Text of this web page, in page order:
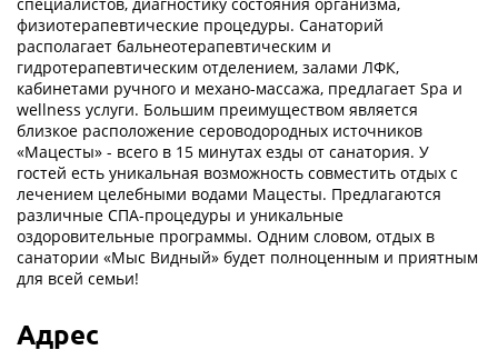
специалистов, диагностику состояния организма,
физиотерапевтические процедуры. Санаторий
располагает бальнеотерапевтическим и
гидротерапевтическим отделением, залами ЛФК,
кабинетами ручного и механо-массажа, предлагает Spa и
wellness услуги. Большим преимуществом является
близкое расположение сероводородных источников
«Мацесты» - всего в 15 минутах езды от санатория. У
гостей есть уникальная возможность совместить отдых с
лечением целебными водами Мацесты. Предлагаются
различные СПА-процедуры и уникальные
оздоровительные программы. Одним словом, отдых в
санатории «Мыс Видный» будет полноценным и приятным
для всей семьи!
Адрес